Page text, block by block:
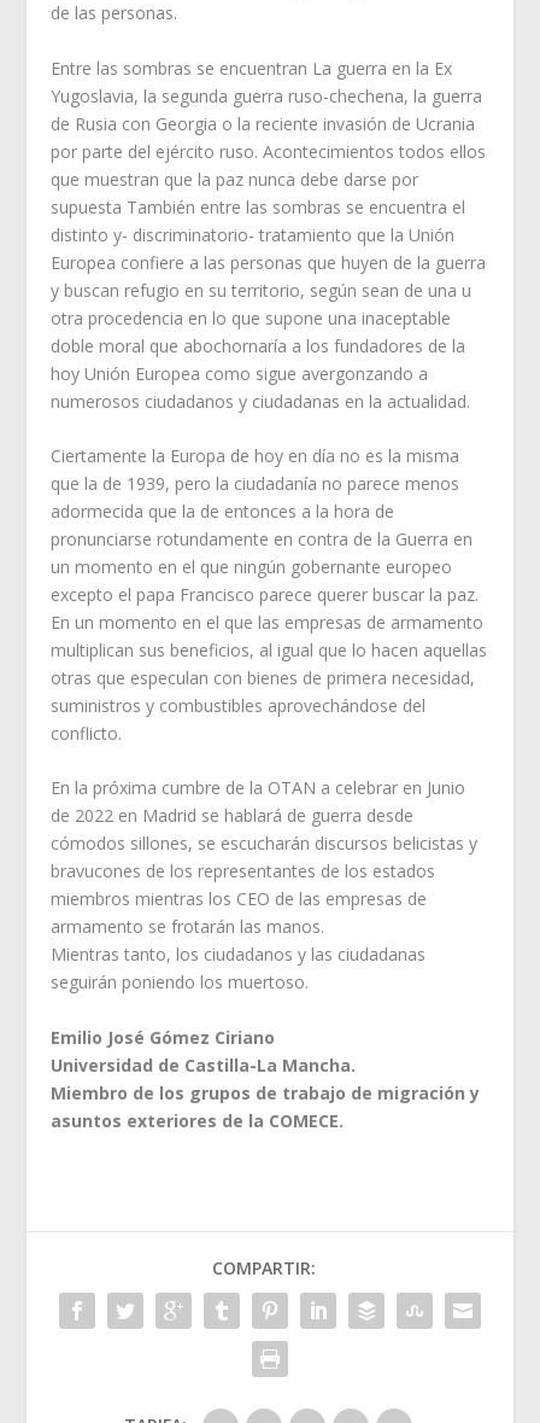
de las personas.
Entre las sombras se encuentran La guerra en la Ex
Yugoslavia, la segunda guerra ruso-chechena, la guerra
de Rusia con Georgia o la reciente invasión de Ucrania
por parte del ejército ruso. Acontecimientos todos ellos
que muestran que la paz nunca debe darse por
supuesta También entre las sombras se encuentra el
distinto y- discriminatorio- tratamiento que la Unión
Europea confiere a las personas que huyen de la guerra
y buscan refugio en su territorio, según sean de una u
otra procedencia en lo que supone una inaceptable
doble moral que abochornaría a los fundadores de la
hoy Unión Europea como sigue avergonzando a
numerosos ciudadanos y ciudadanas en la actualidad.
Ciertamente la Europa de hoy en día no es la misma
que la de 1939, pero la ciudadanía no parece menos
adormecida que la de entonces a la hora de
pronunciarse rotundamente en contra de la Guerra en
un momento en el que ningún gobernante europeo
excepto el papa Francisco parece querer buscar la paz.
En un momento en el que las empresas de armamento
multiplican sus beneficios, al igual que lo hacen aquellas
otras que especulan con bienes de primera necesidad,
suministros y combustibles aprovechándose del
conflicto.
En la próxima cumbre de la OTAN a celebrar en Junio
de 2022 en Madrid se hablará de guerra desde
cómodos sillones, se escucharán discursos belicistas y
bravucones de los representantes de los estados
miembros mientras los CEO de las empresas de
armamento se frotarán las manos.
Mientras tanto, los ciudadanos y las ciudadanas
seguirán poniendo los muertoso.
Emilio José Gómez Ciriano
Universidad de Castilla-La Mancha.
Miembro de los grupos de trabajo de migración y
asuntos exteriores de la COMECE.
COMPARTIR: